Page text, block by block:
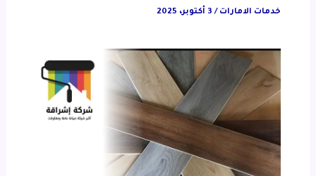
خدمات الامارات / 3 أكتوبر، 2025